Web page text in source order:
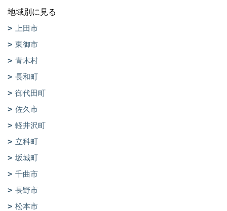
地域別に見る
上田市
東御市
青木村
長和町
御代田町
佐久市
軽井沢町
立科町
坂城町
千曲市
長野市
松本市